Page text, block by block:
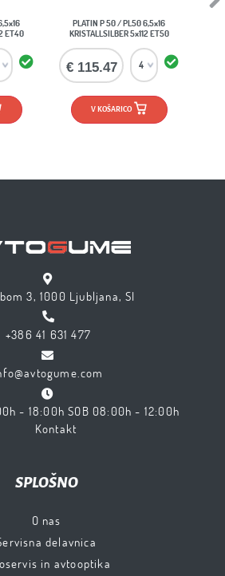
ET40
PLATIN P 50 / PL50 6,5x16
KRISTALLSILBER 5x112 ET50
€ 115.47
V KOŠARICO
Next
3, 1000 Ljubljana, SI
+386 41 631 477
- 18:00h SOB 08:00h - 12:00h
Kontakt
SPLOŠNO
O nas
delavnica
in avtooptika